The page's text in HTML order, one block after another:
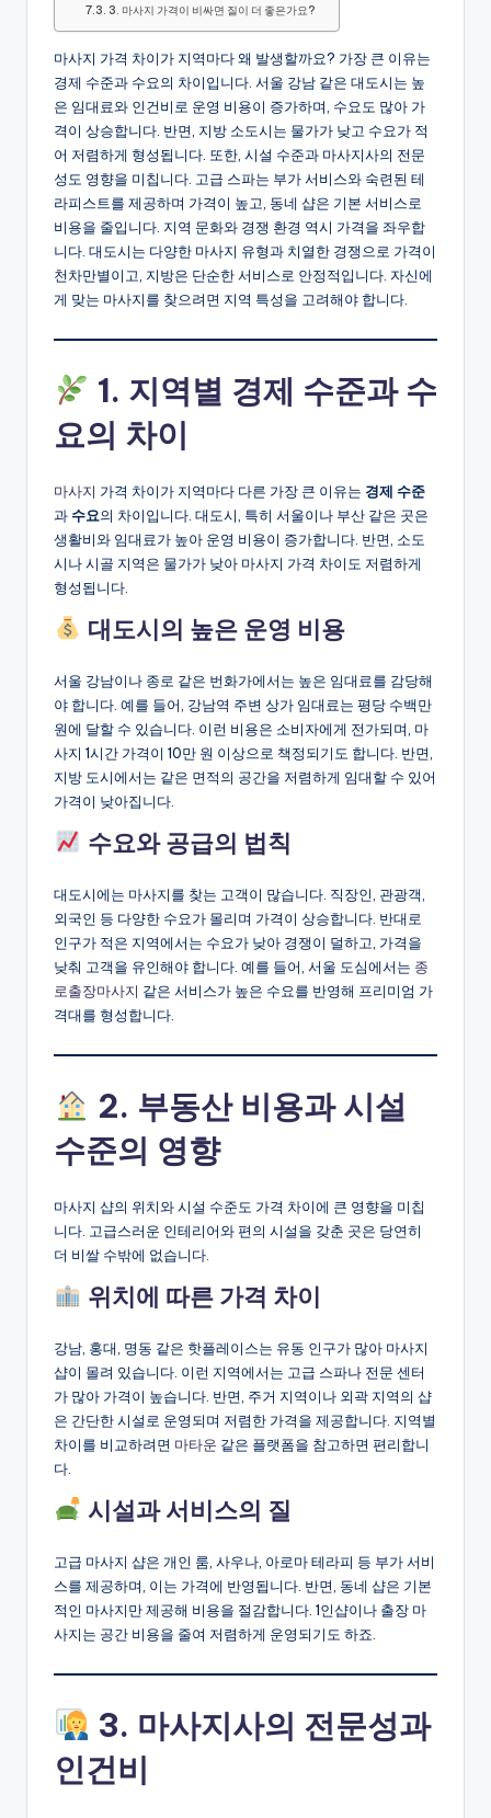
3. 마사지 가격이 비싸면 질이 더 좋은가요?
마사지 가격 차이가 지역마다 왜 발생할까요? 가장 큰 이유는
경제 수준과 수요의 차이입니다. 서울 강남 같은 대도시는 높
은 임대료와 인건비로 운영 비용이 증가하며, 수요도 많아 가
격이 상승합니다. 반면, 지방 소도시는 물가가 낮고 수요가 적
어 저렴하게 형성됩니다. 또한, 시설 수준과 마사지사의 전문
성도 영향을 미칩니다. 고급 스파는 부가 서비스와 숙련된 테
라피스트를 제공하며 가격이 높고, 동네 샵은 기본 서비스로
비용을 줄입니다. 지역 문화와 경쟁 환경 역시 가격을 좌우합
니다. 대도시는 다양한 마사지 유형과 치열한 경쟁으로 가격이
천차만별이고, 지방은 단순한 서비스로 안정적입니다. 자신에
게 맞는 마사지를 찾으려면 지역 특성을 고려해야 합니다.
1. 지역별 경제 수준과 수
요의 차이
마사지 가격 차이가 지역마다 다른 가장 큰 이유는 경제 수준
과 수요의 차이입니다. 대도시, 특히 서울이나 부산 같은 곳은
생활비와 임대료가 높아 운영 비용이 증가합니다. 반면, 소도
시나 시골 지역은 물가가 낮아 마사지 가격 차이도 저렴하게
형성됩니다.
대도시의 높은 운영 비용
서울 강남이나 종로 같은 번화가에서는 높은 임대료를 감당해
야 합니다. 예를 들어, 강남역 주변 상가 임대료는 평당 수백만
원에 달할 수 있습니다. 이런 비용은 소비자에게 전가되며, 마
사지 1시간 가격이 10만 원 이상으로 책정되기도 합니다. 반면,
지방 도시에서는 같은 면적의 공간을 저렴하게 임대할 수 있어
가격이 낮아집니다.
수요와 공급의 법칙
대도시에는 마사지를 찾는 고객이 많습니다. 직장인, 관광객,
외국인 등 다양한 수요가 몰리며 가격이 상승합니다. 반대로
인구가 적은 지역에서는 수요가 낮아 경쟁이 덜하고, 가격을
낮춰 고객을 유인해야 합니다. 예를 들어, 서울 도심에서는 종
로출장마사지 같은 서비스가 높은 수요를 반영해 프리미엄 가
격대를 형성합니다.
2. 부동산 비용과 시설
수준의 영향
마사지 샵의 위치와 시설 수준도 가격 차이에 큰 영향을 미칩
니다. 고급스러운 인테리어와 편의 시설을 갖춘 곳은 당연히
더 비쌀 수밖에 없습니다.
위치에 따른 가격 차이
강남, 홍대, 명동 같은 핫플레이스는 유동 인구가 많아 마사지
샵이 몰려 있습니다. 이런 지역에서는 고급 스파나 전문 센터
가 많아 가격이 높습니다. 반면, 주거 지역이나 외곽 지역의 샵
은 간단한 시설로 운영되며 저렴한 가격을 제공합니다. 지역별
차이를 비교하려면 마타운 같은 플랫폼을 참고하면 편리합니
다.
시설과 서비스의 질
고급 마사지 샵은 개인 룸, 사우나, 아로마 테라피 등 부가 서비
스를 제공하며, 이는 가격에 반영됩니다. 반면, 동네 샵은 기본
적인 마사지만 제공해 비용을 절감합니다. 1인샵이나 출장 마
사지는 공간 비용을 줄여 저렴하게 운영되기도 하죠.
3. 마사지사의 전문성과
인건비